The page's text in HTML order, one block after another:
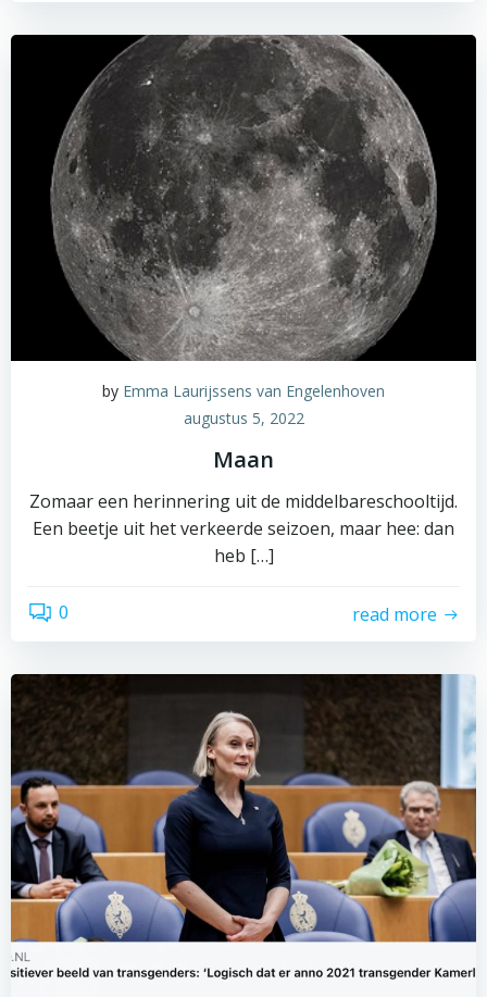
by Emma Laurijssens van Engelenhoven
augustus 5, 2022
Maan
Zomaar een herinnering uit de middelbareschooltijd.
Een beetje uit het verkeerde seizoen, maar hee: dan
heb […]
0 read more